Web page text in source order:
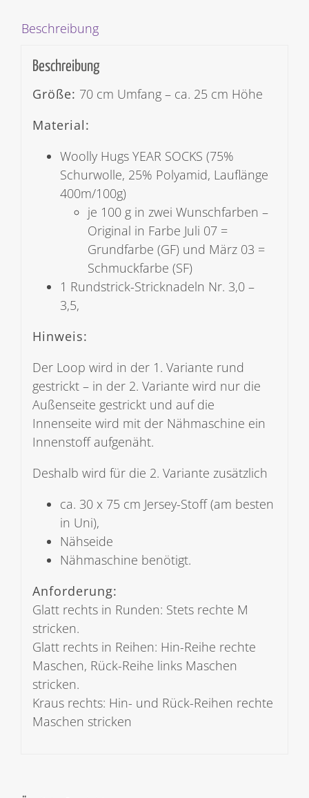
Beschreibung
Beschreibung
Größe: 70 cm Umfang – ca. 25 cm Höhe
Material:
Woolly Hugs YEAR SOCKS (75%
Schurwolle, 25% Polyamid, Lauflänge
400m/100g)
je 100 g in zwei Wunschfarben –
Original in Farbe Juli 07 =
Grundfarbe (GF) und März 03 =
Schmuckfarbe (SF)
1 Rundstrick-Stricknadeln Nr. 3,0 –
3,5,
Hinweis:
Der Loop wird in der 1. Variante rund
gestrickt – in der 2. Variante wird nur die
Außenseite gestrickt und auf die
Innenseite wird mit der Nähmaschine ein
Innenstoff aufgenäht.
Deshalb wird für die 2. Variante zusätzlich
ca. 30 x 75 cm Jersey-Stoff (am besten
in Uni),
Nähseide
Nähmaschine benötigt.
Anforderung:
Glatt rechts in Runden: Stets rechte M
stricken.
Glatt rechts in Reihen: Hin-Reihe rechte
Maschen, Rück-Reihe links Maschen
stricken.
Kraus rechts: Hin- und Rück-Reihen rechte
Maschen stricken